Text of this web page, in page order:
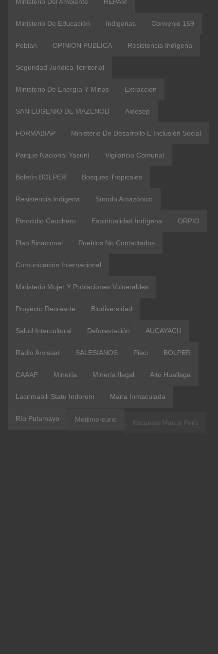
Ministerio De Educación Indigenas Convenio 169
Pebian OPINION PUBLICA Resistencia Indígena
Seguridad Jurídica Territorial
Ministerio De Energía Y Minas Extraccion
SAN EUGENIO DE MAZENOD Aidesep
FORMABIAP Ministerio De Desarrollo E Inclusión Social
Parque Nacional Yasuní Vigilancia Comunal
Boletín BOLPER Bosques Tropicales
Resistencia Indigena Sínodo Amazónico
Etnocidio Cauchero Espiritualidad Indígena ORPIO
Plan Binacional Pueblos No Contactados
Comunicación Internacional
Ministerio Mujer Y Poblaciones Vulnerables
Proyecto Recrearte Biodiversidad
Salud Intercultural Deforestación AUCAYACU
Radio Amistad SALESIANOS Piaci BOLPER
CAAAP Minería Minería Ilegal Alto Huallaga
Lacrimabili Statu Indorum Maria Inmaculada
Río Putumayo Metilmercurio